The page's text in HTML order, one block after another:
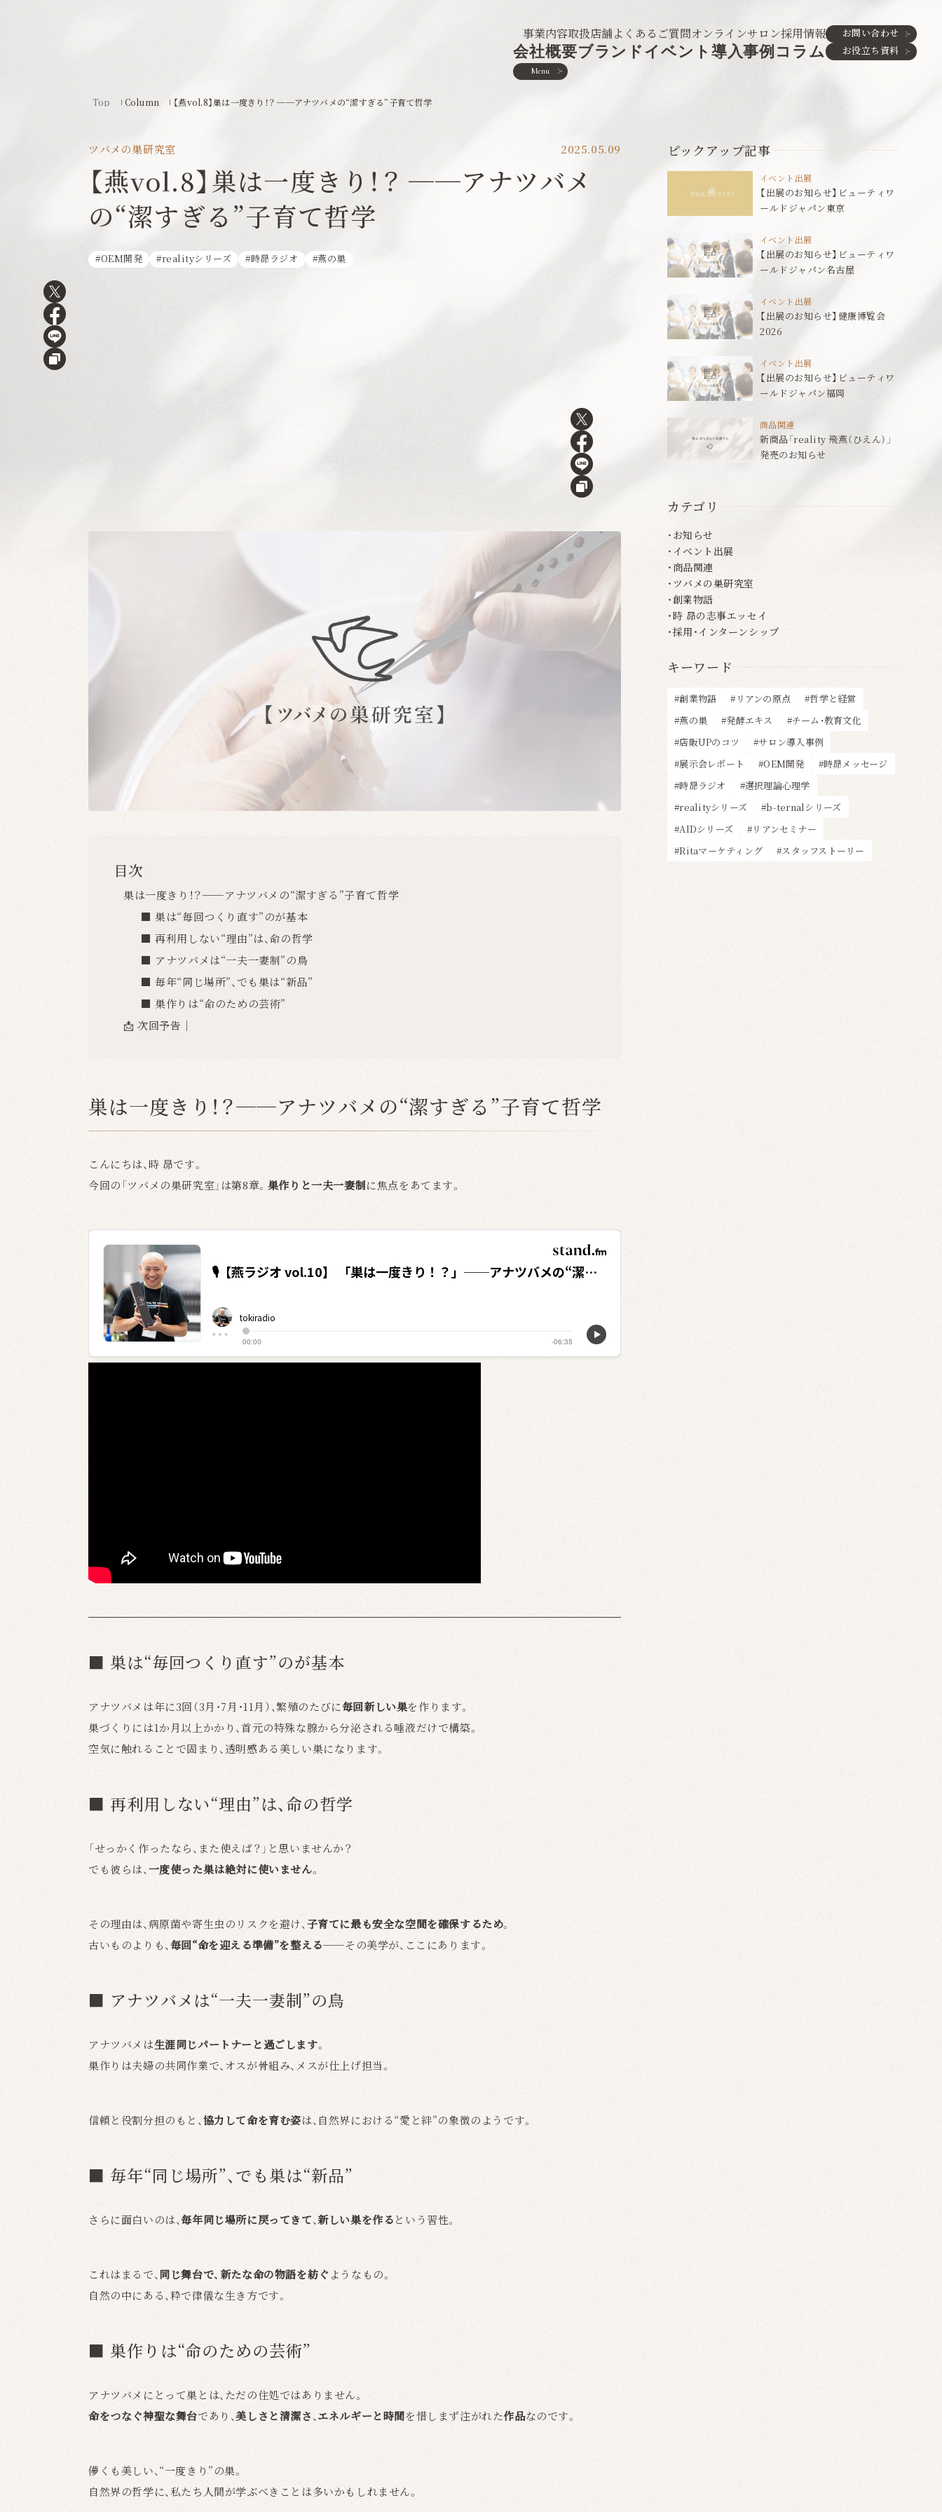
事業内容取扱店舗よくあるご質問オンラインサロン採用情報
会社概要ブランドイベント 導入事例 コラム
お問い合わせ
お役立ち資料
Menu
Top Column 【燕vol.8】巣は一度きり！？ ──アナツバメの“潔すぎる”子育て哲学
ツバメの巣研究室 2025.05.09
【燕vol.8】巣は一度きり！？ ──アナツバメ
の“潔すぎる”子育て哲学
OEM開発 realityシリーズ 時昴ラジオ 燕の巣
目次
巣は一度きり！？──アナツバメの“潔すぎる”子育て哲学
■ 巣は“毎回つくり直す”のが基本
■ 再利用しない“理由”は、命の哲学
■ アナツバメは“一夫一妻制”の鳥
■ 毎年“同じ場所”、でも巣は“新品”
■ 巣作りは“命のための芸術”
📩 次回予告｜
巣は一度きり！？──アナツバメの“潔すぎる”子育て哲学
こんにちは、時 昴です。
今回の「ツバメの巣研究室」は第8章。 巣作りと一夫一妻制に焦点をあてます。
■ 巣は“毎回つくり直す”のが基本
アナツバメは年に3回（3月・7月・11月）、繁殖のたびに毎回新しい巣を作ります。
巣づくりには1か月以上かかり、首元の特殊な腺から分泌される唾液だけで構築。
空気に触れることで固まり、透明感ある美しい巣になります。
■ 再利用しない“理由”は、命の哲学
「せっかく作ったなら、また使えば？」と思いませんか？
でも彼らは、一度使った巣は絶対に使いません。
その理由は、病原菌や寄生虫のリスクを避け、子育てに最も安全な空間を確保するため。
古いものよりも、毎回“命を迎える準備”を整える──その美学が、ここにあります。
■ アナツバメは“一夫一妻制”の鳥
アナツバメは生涯同じパートナーと過ごします。
巣作りは夫婦の共同作業で、オスが骨組み、メスが仕上げ担当。
信頼と役割分担のもと、協力して命を育む姿は、自然界における“愛と絆”の象徴のようです。
■ 毎年“同じ場所”、でも巣は“新品”
さらに面白いのは、毎年同じ場所に戻ってきて、新しい巣を作るという習性。
これはまるで、同じ舞台で、新たな命の物語を紡ぐようなもの。
自然の中にある、粋で律儀な生き方です。
■ 巣作りは“命のための芸術”
アナツバメにとって巣とは、ただの住処ではありません。
命をつなぐ神聖な舞台であり、美しさと清潔さ、エネルギーと時間を惜しまず注がれた作品なのです。
儚くも美しい、“一度きり”の巣。
自然界の哲学に、私たち人間が学ぶべきことは多いかもしれません。
ピックアップ記事
イベント出展
【出展のお知らせ】ビューティワ
ールドジャパン東京
イベント出展
【出展のお知らせ】ビューティワ
ールドジャパン名古屋
イベント出展
【出展のお知らせ】健康博覧会
2026
イベント出展
【出展のお知らせ】ビューティワ
ールドジャパン福岡
商品関連
新商品「reality 飛燕（ひえん）」
発売のお知らせ
カテゴリ
お知らせ
イベント出展
商品関連
ツバメの巣研究室
創業物語
時 昴の志事エッセイ
採用・インターンシップ
キーワード
創業物語 リアンの原点
哲学と経営
燕の巣
発酵エキス
チーム・教育文化
店販UPのコツ
サロン導入事例
展示会レポート
OEM開発
時昴メッセージ
時昴ラジオ
選択理論心理学
realityシリーズ
b-ternalシリーズ
AIDシリーズ
リアンセミナー
Ritaマーケティング
スタッフストーリー